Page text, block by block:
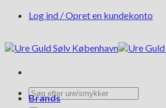
FortsætLog ind / Opret en kundekonto
Søg
efter:
Brands